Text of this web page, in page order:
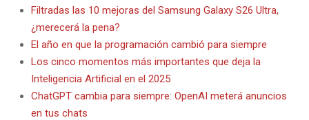
Filtradas las 10 mejoras del Samsung Galaxy S26 Ultra,
¿merecerá la pena?
El año en que la programación cambió para siempre
Los cinco momentos más importantes que deja la
Inteligencia Artificial en el 2025
ChatGPT cambia para siempre: OpenAI meterá anuncios
en tus chats